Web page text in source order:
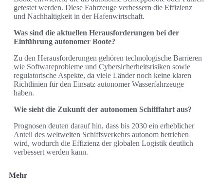
getestet werden. Diese Fahrzeuge verbessern die Effizienz
und Nachhaltigkeit in der Hafenwirtschaft.
Was sind die aktuellen Herausforderungen bei der
Einführung autonomer Boote?
Zu den Herausforderungen gehören technologische Barrieren
wie Softwareprobleme und Cybersicherheitsrisiken sowie
regulatorische Aspekte, da viele Länder noch keine klaren
Richtlinien für den Einsatz autonomer Wasserfahrzeuge
haben.
Wie sieht die Zukunft der autonomen Schifffahrt aus?
Prognosen deuten darauf hin, dass bis 2030 ein erheblicher
Anteil des weltweiten Schiffsverkehrs autonom betrieben
wird, wodurch die Effizienz der globalen Logistik deutlich
verbessert werden kann.
Mehr